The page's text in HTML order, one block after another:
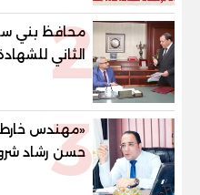
2
محافظ بني
الثاني
والنور
3
«مهندس
حسن رشاد
"خارطة طريق"